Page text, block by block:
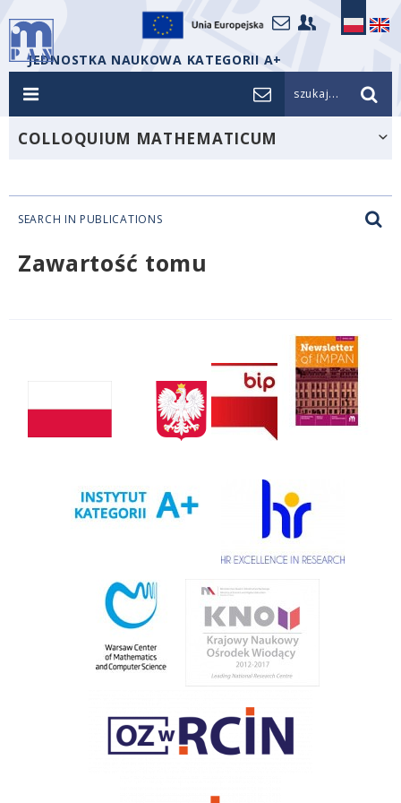
JEDNOSTKA NAUKOWA KATEGORII A+
szukaj...
COLLOQUIUM MATHEMATICUM
SEARCH IN PUBLICATIONS
Zawartość tomu